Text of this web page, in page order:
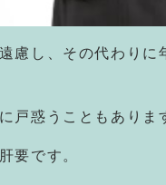
慮し、その代わりに
戸惑うこともありま
要です。